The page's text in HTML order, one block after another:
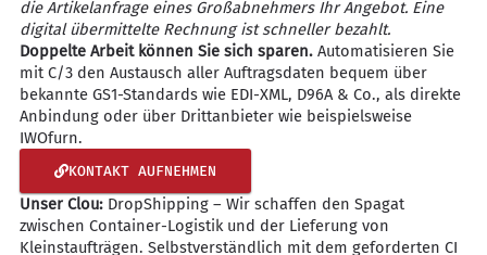
u
n
g
s
a
t
z
­
p
a
u
n
g
n
u
n
d
M
u
s
t
r
n
l
a
t
t
n
z
u
g
r
i
f
f
u
t
a
m
m
e
a
r
b
e
t
u
die Artikelanfrage eines Großabnehmers Ihr Angebot. Eine
digital übermittelte Rechnung ist schneller bezahlt.
Doppelte Arbeit können Sie sich sparen.Automatisieren Sie
mit C/3 den Austausch aller Auftragsdaten bequem über
bekannte GS1-Standards wie EDI-XML, D96A & Co., als direkte
Anbindung oder über Drittanbieter wie beispielsweise
IWOfurn.
KONTAKT AUFNEHMEN
Unser Clou:DropShipping – Wir schaffen den Spagat
zwischen Container-Logistik und der Lieferung von
Kleinstaufträgen. Selbstverständlich mit dem geforderten CI